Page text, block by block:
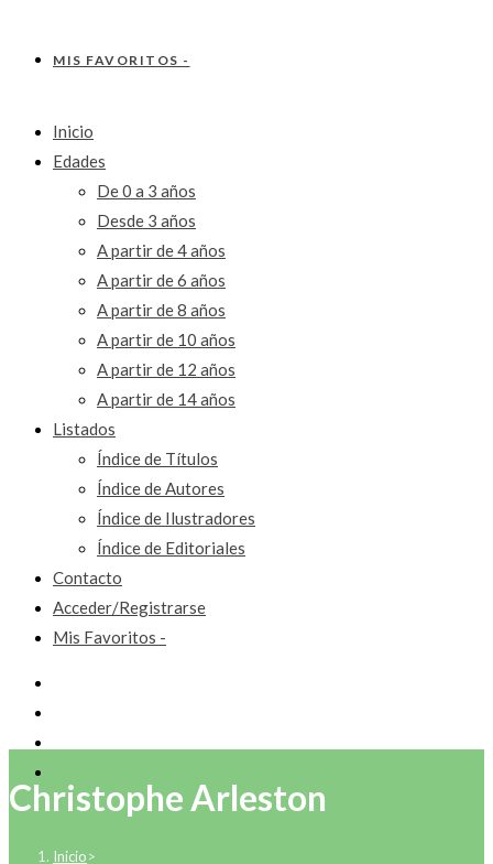
MIS FAVORITOS -
Inicio
Edades
De 0 a 3 años
Desde 3 años
A partir de 4 años
A partir de 6 años
A partir de 8 años
A partir de 10 años
A partir de 12 años
A partir de 14 años
Listados
Índice de Títulos
Índice de Autores
Índice de Ilustradores
Índice de Editoriales
Contacto
Acceder/Registrarse
Mis Favoritos -
Christophe Arleston
Inicio>